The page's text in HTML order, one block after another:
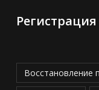
Регистрация
Восстановление